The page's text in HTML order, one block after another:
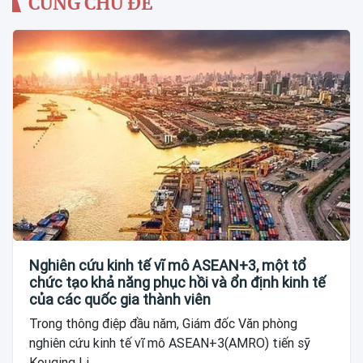
Nghiên cứu kinh tế vĩ mô ASEAN+3, một tổ
chức tạo khả năng phục hồi và ổn định kinh tế
của các quốc gia thành viên
Trong thông điệp đầu năm, Giám đốc Văn phòng
nghiên cứu kinh tế vĩ mô ASEAN+3(AMRO) tiến sỹ